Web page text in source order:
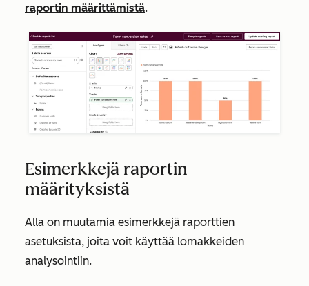
raportin määrittämistä.
Esimerkkejä raportin
määrityksistä
Alla on muutamia esimerkkejä raporttien
asetuksista, joita voit käyttää lomakkeiden
analysointiin.